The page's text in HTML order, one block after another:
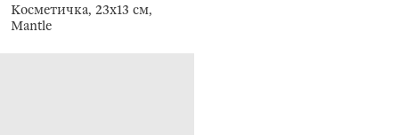
Косметичка, 23х13 см,
Mantle